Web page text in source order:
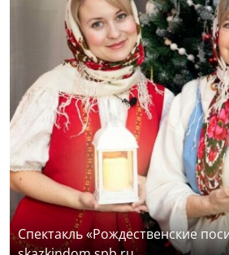
Спектакль «Рождественские